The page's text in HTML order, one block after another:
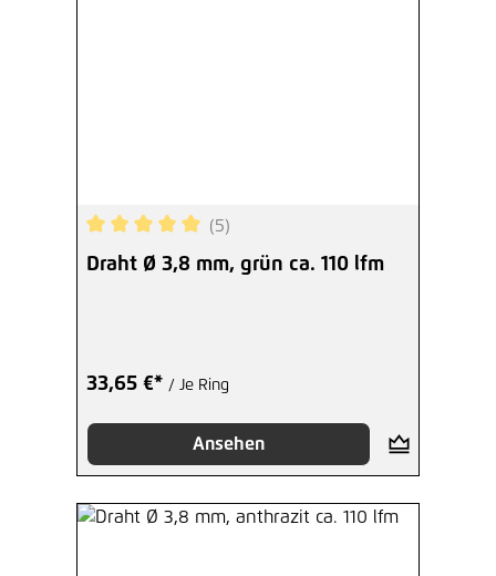
Durchschnittliche Bewertung von 5 von 5
(5)
Draht Ø 3,8 mm, grün ca. 110 lfm
33,65 €* / Je Ring
Ansehen